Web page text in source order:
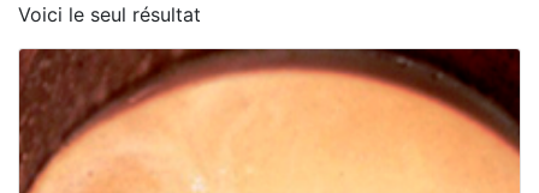
Voici le seul résultat